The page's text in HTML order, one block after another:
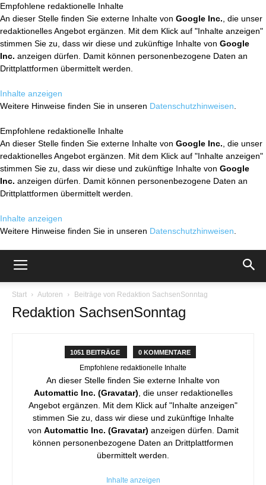
Empfohlene redaktionelle Inhalte
An dieser Stelle finden Sie externe Inhalte von Google Inc. , die unser
redaktionelles Angebot ergänzen. Mit dem Klick auf "Inhalte anzeigen"
stimmen Sie zu, dass wir diese und zukünftige Inhalte von Google
Inc. anzeigen dürfen. Damit können personenbezogene Daten an
Drittplattformen übermittelt werden.
Inhalte anzeigen
Weitere Hinweise finden Sie in unseren Datenschutzhinweisen
Empfohlene redaktionelle Inhalte
An dieser Stelle finden Sie externe Inhalte von Google Inc. , die unser
redaktionelles Angebot ergänzen. Mit dem Klick auf "Inhalte anzeigen"
stimmen Sie zu, dass wir diese und zukünftige Inhalte von Google
Inc. anzeigen dürfen. Damit können personenbezogene Daten an
Drittplattformen übermittelt werden.
Inhalte anzeigen
Weitere Hinweise finden Sie in unseren Datenschutzhinweisen
Start Autoren Beiträge von Redaktion SachsenSonntag
Redaktion SachsenSonntag
1051 BEITRÄGE 0 KOMMENTARE
Empfohlene redaktionelle Inhalte
An dieser Stelle finden Sie externe Inhalte von
Automattic Inc. (Gravatar) , die unser redaktionelles
Angebot ergänzen. Mit dem Klick auf "Inhalte anzeigen"
stimmen Sie zu, dass wir diese und zukünftige Inhalte
von Automattic Inc. (Gravatar) anzeigen dürfen. Damit
können personenbezogene Daten an Drittplattformen
übermittelt werden.
Inhalte anzeigen